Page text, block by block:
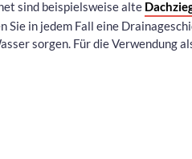
sind beispielsweise alte
Sie in jedem Fall eine
sorgen. Für die Verwendung